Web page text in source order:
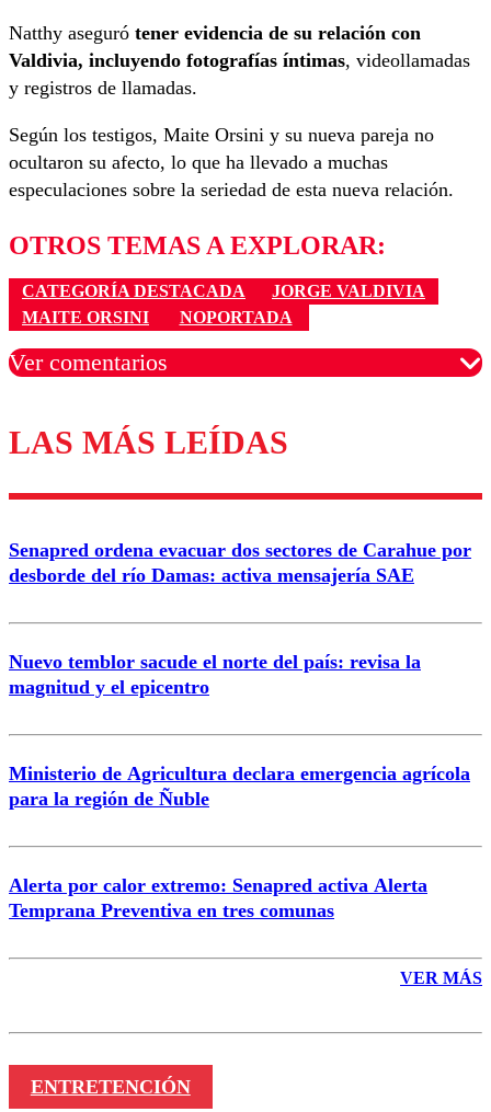
Natthy aseguró tener evidencia de su relación con
Valdivia, incluyendo fotografías íntimas, videollamadas
y registros de llamadas.
Según los testigos, Maite Orsini y su nueva pareja no
ocultaron su afecto, lo que ha llevado a muchas
especulaciones sobre la seriedad de esta nueva relación.
OTROS TEMAS A EXPLORAR:
CATEGORÍA DESTACADA
JORGE VALDIVIA
MAITE ORSINI
NOPORTADA
Ver comentarios
Los comentarios son moderados para garantizar un
diálogo respetuoso.
Nombre
Correo
LAS MÁS LEÍDAS
Senapred ordena evacuar dos sectores de Carahue por
desborde del río Damas: activa mensajería SAE
Nuevo temblor sacude el norte del país: revisa la
magnitud y el epicentro
Ministerio de Agricultura declara emergencia agrícola
para la región de Ñuble
Alerta por calor extremo: Senapred activa Alerta
Temprana Preventiva en tres comunas
VER MÁS
ENTRETENCIÓN